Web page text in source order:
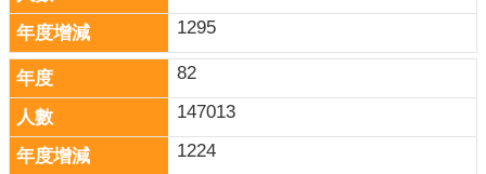
1295
82
147013
1224